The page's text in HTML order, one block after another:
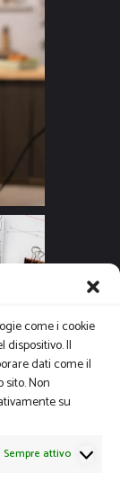
come i cookie
Il
dati come il
Non
su
Sempre attivo